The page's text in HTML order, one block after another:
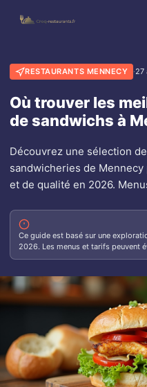
RESTAURANTS MENNECY ·27
Où trouver les
de sandwichs à
Découvrez une sélection
sandwicheries de
et de qualité en 2026.
Ce guide est basé sur une
2026. Les menus et tarifs peuvent